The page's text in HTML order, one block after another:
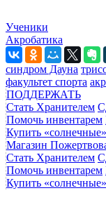
Ученики
Акробатика
синдром Дауна
факультет спорта
ПОДДЕРЖАТЬ
Стать Хранителем
Помочь инвентарем
Купить
Магазин
Стать Хранителем
Помочь инвентарем
Купить